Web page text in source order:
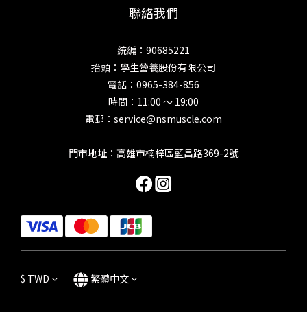
聯絡我們
統編：90685221
抬頭：學生營養股份有限公司
電話：0965-384-856
時間：11:00 ～ 19:00
電郵：service@nsmuscle.com
門市地址：高雄市楠梓區藍昌路369-2號
$ TWD 繁體中文